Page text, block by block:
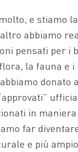
e stiamo
abbiamo
pensati per i
la fauna e
donato
in
far
e più